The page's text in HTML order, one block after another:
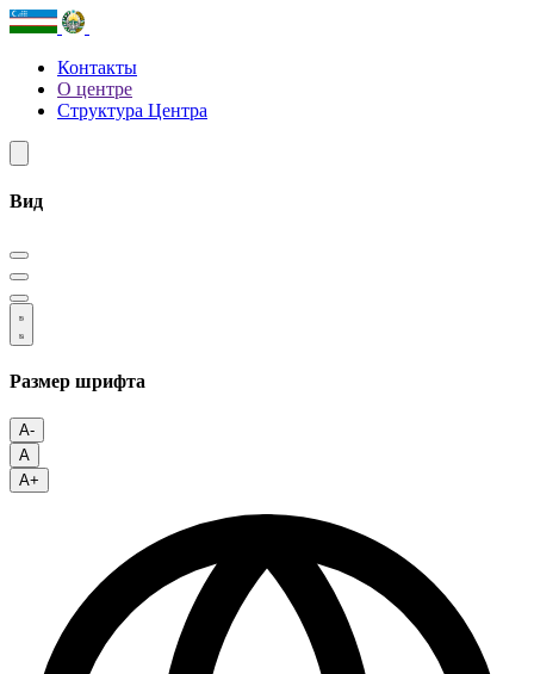
Контакты
О центре
Структура Центра
Вид
Размер шрифта
A-
A
A+